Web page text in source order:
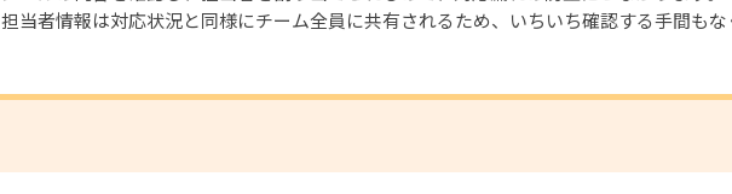
担当者情報は対応状況と同様にチーム全員に共有されるため、いちいち確認する手間もな